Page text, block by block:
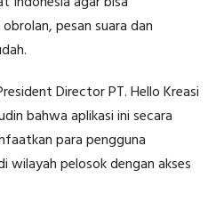
pesan suara dan
Director PT. Hello Kreasi
bahwa aplikasi ini secara
para pengguna
wilayah pelosok dengan akses